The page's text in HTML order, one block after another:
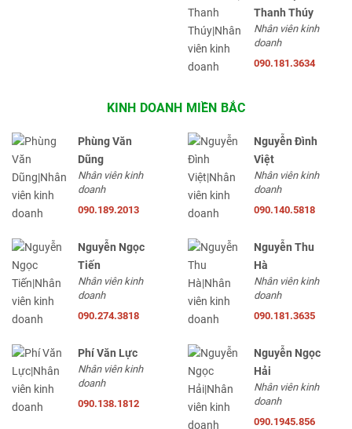
Thanh Thúy
Nhân viên kinh
doanh
090.181.3634
KINH DOANH MIỀN BẮC
Phùng Văn
Dũng
Nhân viên kinh
doanh
090.189.2013
Nguyễn Đình
Việt
Nhân viên kinh
doanh
090.140.5818
Nguyễn Ngọc
Tiến
Nhân viên kinh
doanh
090.274.3818
Nguyễn Thu
Hà
Nhân viên kinh
doanh
090.181.3635
Phí Văn Lực
Nhân viên kinh
doanh
090.138.1812
Nguyễn Ngọc
Hải
Nhân viên kinh
doanh
090.1945.856